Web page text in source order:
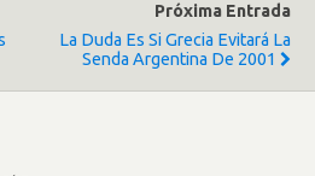
Próxima Entrada
La Duda Es Si Grecia Evitará La
Senda Argentina De 2001